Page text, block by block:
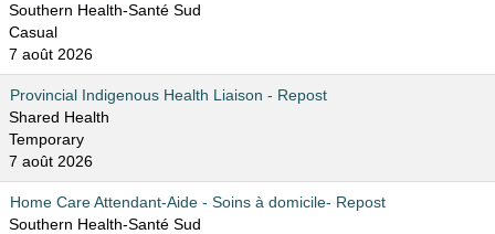
Southern Health-Santé Sud
Casual
7 août 2026
Provincial Indigenous Health Liaison - Repost
Shared Health
Temporary
7 août 2026
Home Care Attendant-Aide - Soins à domicile- Repost
Southern Health-Santé Sud